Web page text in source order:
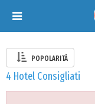
Toggle
navigation
POPOLARITÀ
4 Hotel Consigliati